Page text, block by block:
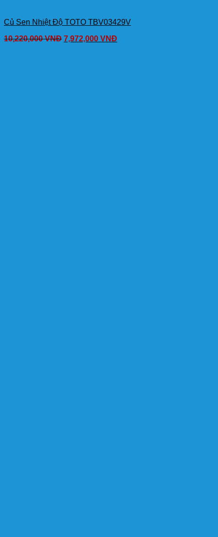
Củ Sen Nhiệt Độ TOTO TBV03429V
10,220,000VNĐ 7,972,000 VNĐ